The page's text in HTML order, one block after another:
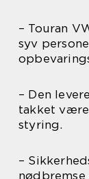
– Touran
syv
– Den
takket
styring.
–